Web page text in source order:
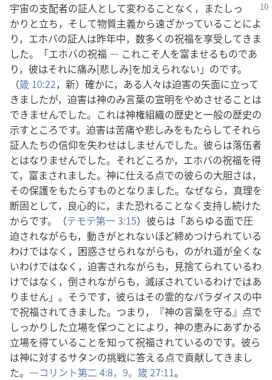
宇宙の支配者の証人として変わることなく，またしっ
かりと立ち，そして物質主義から遠ざかっていることによ
り，エホバの証人は昨年中，数多くの祝福を享受してきま
した。「エホバの祝福 ― これこそ人を富ませるものであ
り，彼はそれに痛み[悲しみ]を加えられない」のです。
（箴 10:22，新）確かに，ある人々は迫害の矢面に立って
きましたが，迫害は神のみ言葉の宣明をやめさせることは
できませんでした。これは神権組織の歴史と一般の歴史の
示すところです。迫害は苦痛や悲しみをもたらしてそれら
証人たちの信仰を失わせはしませんでした。彼らは落伍者
とはなりませんでした。それどころか，エホバの祝福を得
て，富まされました。神に仕える点での彼らの大胆さは，
その保護をもたらすものとなりました。なぜなら，真理を
断固として，良心的に，また恐れることなく支持し続けた
からです。（テモテ第一 3:15）彼らは「あらゆる面で圧
迫されながらも，動きがとれないほど締めつけられている
わけではなく，困惑させられながらも，のがれ道が全くな
いわけではなく，迫害されながらも，見捨てられているわ
けではなく，倒されながらも，滅ぼされているわけではあ
りません」。そうです，彼らはその霊的なパラダイスの中
で祝福されてきました。つまり，『神の言葉を守る』点で
しっかりした立場を保つことにより，神の恵みにあずかる
立場を得ていることを知って祝福されているのです。彼ら
は神に対するサタンの挑戦に答える点で貢献してきまし
た。―コリント第二 4:8，9。 箴 27:11。